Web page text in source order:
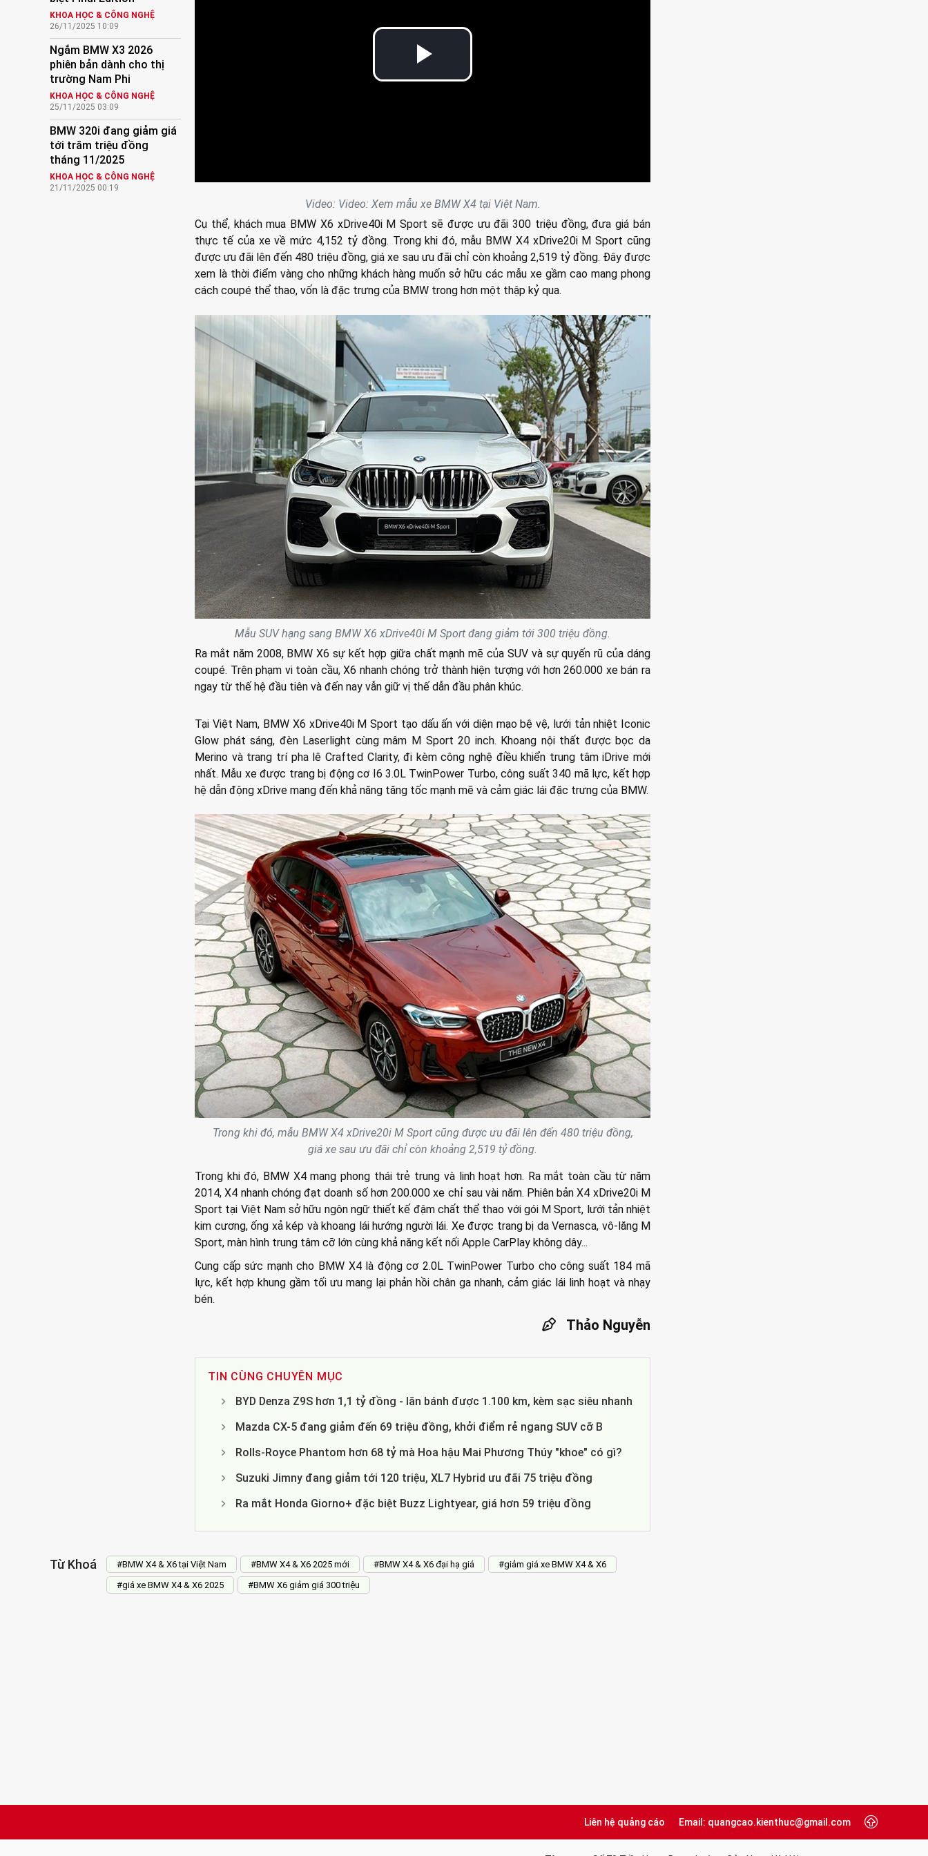
KHOA HỌC & CÔNG NGHỆ
26/11/2025 10:09
Ngắm BMW X3 2026
phiên bản dành cho thị
trường Nam Phi
KHOA HỌC & CÔNG NGHỆ
25/11/2025 03:09
BMW 320i đang giảm giá
tới trăm triệu đồng
tháng 11/2025
KHOA HỌC & CÔNG NGHỆ
21/11/2025 00:19
Play
Video: Video: Xem mẫu xe BMW X4 tại Việt Nam.
Cụ thể, khách mua BMW X6 xDrive40i M Sport sẽ được ưu đãi 300 triệu đồng, đưa giá bán
thực tế của xe về mức 4,152 tỷ đồng. Trong khi đó, mẫu BMW X4 xDrive20i M Sport cũng
được ưu đãi lên đến 480 triệu đồng, giá xe sau ưu đãi chỉ còn khoảng 2,519 tỷ đồng. Đây được
xem là thời điểm vàng cho những khách hàng muốn sở hữu các mẫu xe gầm cao mang phong
cách coupé thể thao, vốn là đặc trưng của BMW trong hơn một thập kỷ qua.
Mẫu SUV hạng sang BMW X6 xDrive40i M Sport đang giảm tới 300 triệu đồng.
Ra mắt năm 2008, BMW X6 sự kết hợp giữa chất mạnh mẽ của SUV và sự quyến rũ của dáng
coupé. Trên phạm vi toàn cầu, X6 nhanh chóng trở thành hiện tượng với hơn 260.000 xe bán ra
ngay từ thế hệ đầu tiên và đến nay vẫn giữ vị thế dẫn đầu phân khúc.
Tại Việt Nam, BMW X6 xDrive40i M Sport tạo dấu ấn với diện mạo bệ vệ, lưới tản nhiệt Iconic
Glow phát sáng, đèn Laserlight cùng mâm M Sport 20 inch. Khoang nội thất được bọc da
Merino và trang trí pha lê Crafted Clarity, đi kèm công nghệ điều khiển trung tâm iDrive mới
nhất. Mẫu xe được trang bị động cơ I6 3.0L TwinPower Turbo, công suất 340 mã lực, kết hợp
hệ dẫn động xDrive mang đến khả năng tăng tốc mạnh mẽ và cảm giác lái đặc trưng của BMW.
Trong khi đó, mẫu BMW X4 xDrive20i M Sport cũng được ưu đãi lên đến 480 triệu đồng,
giá xe sau ưu đãi chỉ còn khoảng 2,519 tỷ đồng.
Trong khi đó, BMW X4 mang phong thái trẻ trung và linh hoạt hơn. Ra mắt toàn cầu từ năm
2014, X4 nhanh chóng đạt doanh số hơn 200.000 xe chỉ sau vài năm. Phiên bản X4 xDrive20i M
Sport tại Việt Nam sở hữu ngôn ngữ thiết kế đậm chất thể thao với gói M Sport, lưới tản nhiệt
kim cương, ống xả kép và khoang lái hướng người lái. Xe được trang bị da Vernasca, vô-lăng M
Sport, màn hình trung tâm cỡ lớn cùng khả năng kết nối Apple CarPlay không dây...
Cung cấp sức mạnh cho BMW X4 là động cơ 2.0L TwinPower Turbo cho công suất 184 mã
lực, kết hợp khung gầm tối ưu mang lại phản hồi chân ga nhanh, cảm giác lái linh hoạt và nhạy
bén.
Thảo Nguyễn
TIN CÙNG CHUYÊN MỤC
BYD Denza Z9S hơn 1,1 tỷ đồng - lăn bánh được 1.100 km, kèm sạc siêu nhanh
Mazda CX-5 đang giảm đến 69 triệu đồng, khởi điểm rẻ ngang SUV cỡ B
Rolls-Royce Phantom hơn 68 tỷ mà Hoa hậu Mai Phương Thúy "khoe" có gì?
Suzuki Jimny đang giảm tới 120 triệu, XL7 Hybrid ưu đãi 75 triệu đồng
Ra mắt Honda Giorno+ đặc biệt Buzz Lightyear, giá hơn 59 triệu đồng
Từ Khoá #BMW X4 & X6 tại Việt Nam #BMW X4 & X6 2025 mới #BMW X4 & X6 đại hạ giá
#giảm giá xe BMW X4 & X6
#giá xe BMW X4 & X6 2025
#BMW X6 giảm giá 300 triệu
Liên hệ quảng cáo Email: quangcao.kienthuc@gmail.com